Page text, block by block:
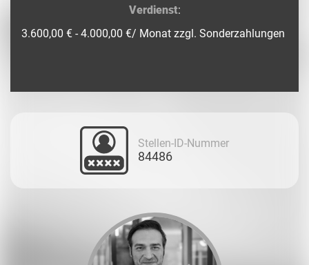
Verdienst:
3.600,00 € - 4.000,00 €/ Monat zzgl. Sonderzahlungen
Stellen-ID-Nummer
84486